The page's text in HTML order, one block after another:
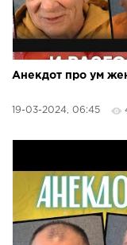
Анекдот про ум
19-03-2024, 06:45